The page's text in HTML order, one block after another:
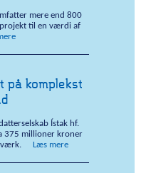
mere end 800
projekt til en værdi af
på komplekst
Ístak hf.
375 millioner kroner
Læs mere